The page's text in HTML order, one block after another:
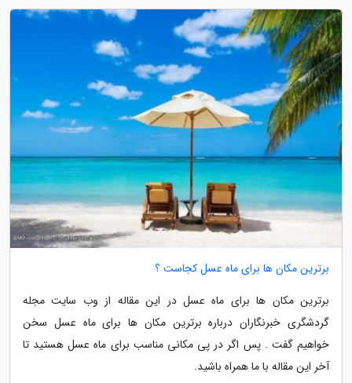
برترین مکان ها برای ماه عسل کجاست ؟
برترین مکان ها برای ماه عسل در این مقاله از وب سایت مجله
گردشگری خبرنگاران درباره برترین مکان ها برای ماه عسل سخن
خواهیم گفت . پس اگر در پی مکانی مناسب برای ماه عسل هستید تا
آخر این مقاله با ما همراه باشید.